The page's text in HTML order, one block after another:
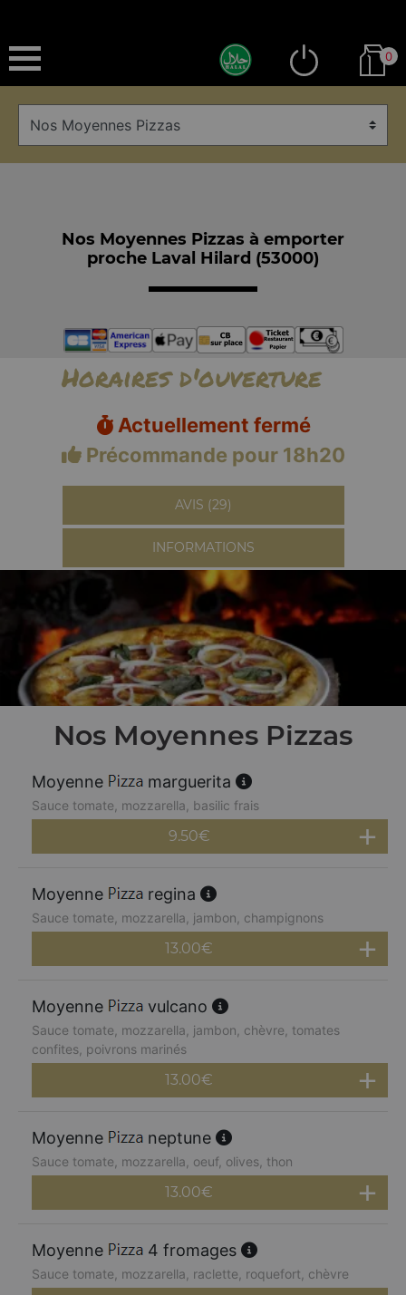
0
Nos Moyennes Pizzas à emporter
proche Laval Hilard (53000)
Horaires d'ouverture
Actuellement fermé
Précommande pour 18h20
AVIS (29)
INFORMATIONS
Nos Moyennes Pizzas
Moyenne marguerita
Sauce tomate, mozzarella, basilic frais
9.50€
Moyenne regina
Sauce tomate, mozzarella, jambon, champignons
13.00€
Moyenne vulcano
Sauce tomate, mozzarella, jambon, chèvre, tomates
confites, poivrons marinés
13.00€
Moyenne neptune
Sauce tomate, mozzarella, oeuf, olives, thon
13.00€
Moyenne 4 fromages
Sauce tomate, mozzarella, raclette, roquefort, chèvre